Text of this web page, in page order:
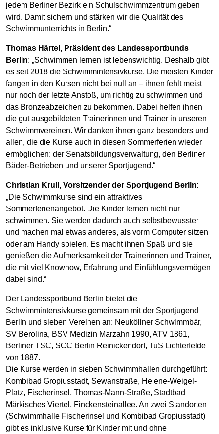
jedem Berliner Bezirk ein Schulschwimmzentrum geben
wird. Damit sichern und stärken wir die Qualität des
Schwimmunterrichts in Berlin.“
Thomas Härtel, Präsident des Landessportbunds
Berlin: „Schwimmen lernen ist lebenswichtig. Deshalb gibt
es seit 2018 die Schwimmintensivkurse. Die meisten Kinder
fangen in den Kursen nicht bei null an – ihnen fehlt meist
nur noch der letzte Anstoß, um richtig zu schwimmen und
das Bronzeabzeichen zu bekommen. Dabei helfen ihnen
die gut ausgebildeten Trainerinnen und Trainer in unseren
Schwimmvereinen. Wir danken ihnen ganz besonders und
allen, die die Kurse auch in diesen Sommerferien wieder
ermöglichen: der Senatsbildungsverwaltung, den Berliner
Bäder-Betrieben und unserer Sportjugend.“
Christian Krull, Vorsitzender der Sportjugend Berlin:
„Die Schwimmkurse sind ein attraktives
Sommerferienangebot. Die Kinder lernen nicht nur
schwimmen. Sie werden dadurch auch selbstbewusster
und machen mal etwas anderes, als vorm Computer sitzen
oder am Handy spielen. Es macht ihnen Spaß und sie
genießen die Aufmerksamkeit der Trainerinnen und Trainer,
die mit viel Knowhow, Erfahrung und Einfühlungsvermögen
dabei sind.“
Der Landessportbund Berlin bietet die
Schwimmintensivkurse gemeinsam mit der Sportjugend
Berlin und sieben Vereinen an: Neuköllner Schwimmbär,
SV Berolina, BSV Medizin Marzahn 1990, ATV 1861,
Berliner TSC, SCC Berlin Reinickendorf, TuS Lichterfelde
von 1887.
Die Kurse werden in sieben Schwimmhallen durchgeführt:
Kombibad Gropiusstadt, Sewanstraße, Helene-Weigel-
Platz, Fischerinsel, Thomas-Mann-Straße, Stadtbad
Märkisches Viertel, Finckensteinallee. An zwei Standorten
(Schwimmhalle Fischerinsel und Kombibad Gropiusstadt)
gibt es inklusive Kurse für Kinder mit und ohne